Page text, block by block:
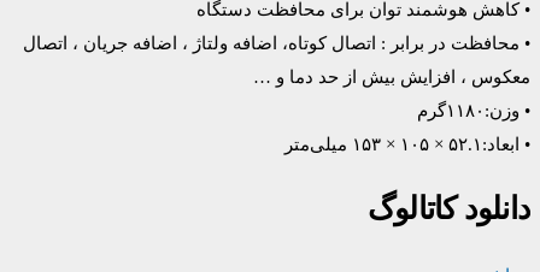
• کاهش هوشمند توان برای محافظت دستگاه
• محافظت در برابر : اتصال کوتاه، اضافه ولتاژ ، اضافه جریان ، اتصال
معکوس ، افزایش بیش از حد دما و …
• وزن:۱۱۸۰گرم
• ابعاد:۵۲.۱ × ۱۰۵ × ۱۵۳ میلی‌متر
دانلود کاتالوگ